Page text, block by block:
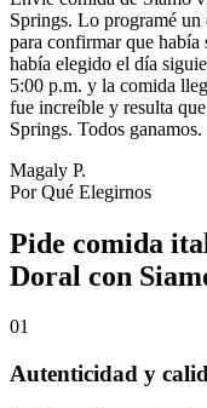
Springs. Lo programé
para confirmar que había
había elegido el día
5:00 p.m. y la comida
fue increíble y resulta
Springs. Todos ganamos.
Magaly P.
Por Qué Elegirnos
Pide comida
Doral con
01
Autenticidad y